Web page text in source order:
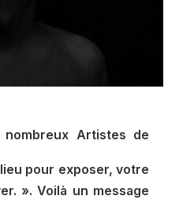
Artistes de
lieu pour exposer, votre
». Voilà un message